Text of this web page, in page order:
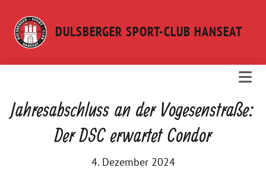
zum
Inhalt
DULSBERGER SPORT-CLUB HANSEAT
Jahresabschluss an der Vogesenstraße:
Der DSC erwartet Condor
4. Dezember 2024